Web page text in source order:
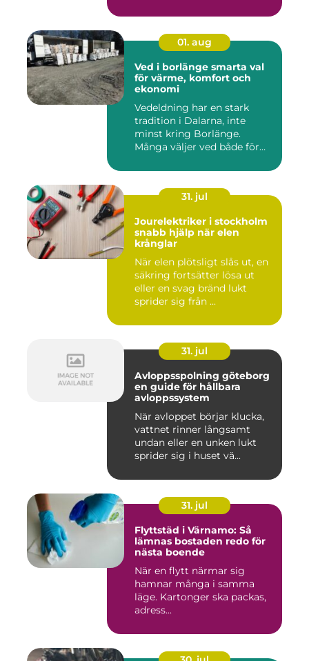
01. aug
Ved i borlänge smarta val
för värme, komfort och
ekonomi
Vedeldning har en stark
tradition i Dalarna, inte
minst kring Borlänge.
Många väljer ved både för
31. jul
Jourelektriker i stockholm
snabb hjälp när elen
krånglar
När elen plötsligt slås ut, en
säkring fortsätter lösa ut
eller en svag bränd lukt
sprider sig från ...
31. jul
Avloppsspolning göteborg
en guide för hållbara
avloppssystem
När avloppet börjar klucka,
vattnet rinner långsamt
undan eller en unken lukt
sprider sig i huset vä...
31. jul
Flyttstäd i Värnamo: Så
lämnas bostaden redo för
nästa boende
När en flytt närmar sig
hamnar många i samma
läge. Kartonger ska packas,
adress...